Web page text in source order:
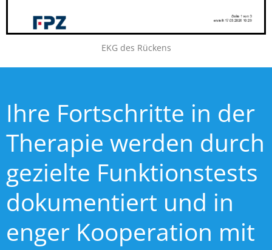
EKG des Rückens
Ihre Fortschritte in der
Therapie werden durch
gezielte Funktionstests
dokumentiert und in
enger Kooperation mit